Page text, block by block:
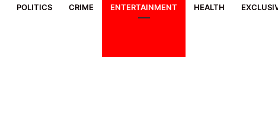
POLITICS CRIME ENTERTAINMENT HEALTH